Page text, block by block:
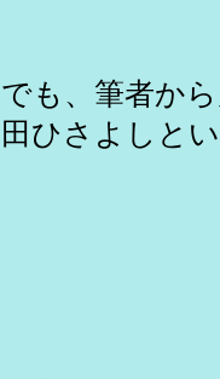
も、筆者か
ひさよしとい